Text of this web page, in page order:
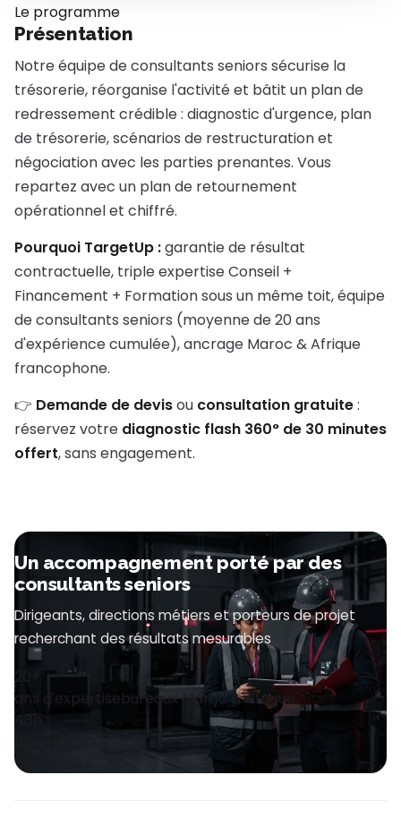
Le programme
Présentation
Notre équipe de consultants seniors sécurise la
trésorerie, réorganise l'activité et bâtit un plan de
redressement crédible : diagnostic d'urgence, plan
de trésorerie, scénarios de restructuration et
négociation avec les parties prenantes. Vous
repartez avec un plan de retournement
opérationnel et chiffré.
Pourquoi TargetUp :garantie de résultat
contractuelle, triple expertise Conseil +
Financement + Formation sous un même toit, équipe
de consultants seniors (moyenne de 20 ans
d'expérience cumulée), ancrage Maroc & Afrique
francophone.
👉 Demande de devisou consultation gratuite:
réservez votre diagnostic flash 360° de 30 minutes
offert, sans engagement.
Un accompagnement porté par des
consultants seniors
Dirigeants, directions métiers et porteurs de projet
recherchant des résultats mesurables
20+
ans d'expertise
4
bureaux Maroc & Afrique
48h